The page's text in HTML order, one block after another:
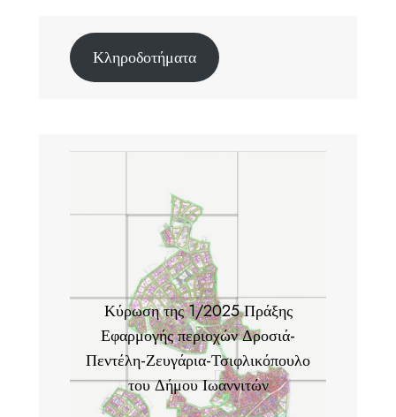
Κληροδοτήματα
Κύρωση της 1/2025 Πράξης
Εφαρμογής περιοχών Δροσιά-
Πεντέλη-Ζευγάρια-Τσιφλικόπουλο
του Δήμου Ιωαννιτών